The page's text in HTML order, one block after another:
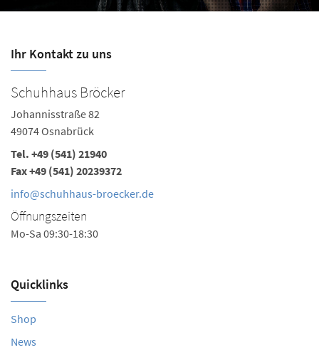
Ihr Kontakt zu uns
Schuhhaus Bröcker
Johannisstraße 82
49074 Osnabrück
Tel. +49 (541) 21940
Fax +49 (541) 20239372
info@schuhhaus-broecker.de
Öffnungszeiten
Mo-Sa 09:30-18:30
Quicklinks
Shop
News